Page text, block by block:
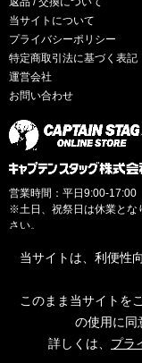
当サイトについて
プライバシーポリシー
特定商取引法に基づく表記
運営会社
お問い合わせ
営業時間：平日9:00-17:00
※土日、祝祭日は休業とな
さい。
当サイトは、利便性
このまま当サイトを
の使用に同
詳しくは、 プラ